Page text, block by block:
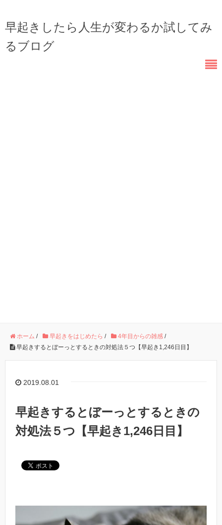
早起きしたら人生が変わるか試してみ
るブログ
ホーム / 早起きをはじめたら / 4年目からの雑感 /
早起きするとぼーっとするときの対処法５つ【早起き1,246日目】
2019.08.01
早起きするとぼーっとするときの
対処法５つ【早起き1,246日目】